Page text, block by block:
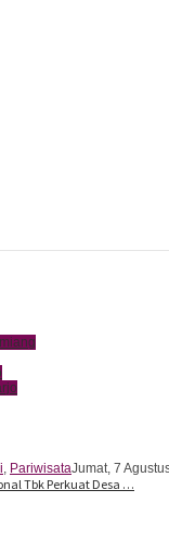
, PariwisataJumat, 7
Tbk Perkuat Desa …